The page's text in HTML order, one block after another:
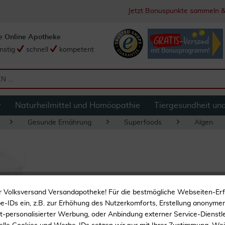
Jetzt Bonuspunkte sammeln
Online Apotheke
schnell kompetent
Naturheilmittel und Homöopathie Tiergesundheit
Gesunde Ernährung Superfoods Algen
Biospirulina
Nachfüllpackung
Versandapotheke! Für die bestmögliche Webseiten-
IDs ein, z.B. zur Erhöhung des Nutzerkomforts, Erstellung
personalisierter Werbung, oder Anbindung externer Service-